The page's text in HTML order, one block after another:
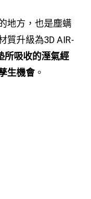
地方，也是塵螨
質升級為3D AIR-
所吸收的溼氣經
生機會。